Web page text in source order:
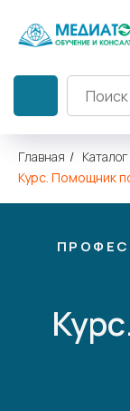
Главная / Каталог
Курс. Помощник